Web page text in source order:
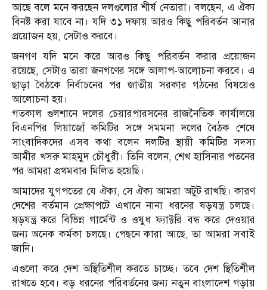
আছে বলে মনে করছেন দলগুলোর শীর্ষ নেতারা। বলছেন, এ ঐক্য
বিনষ্ট করা যাবে না। যদি ৩১ দফায় আরও কিছু পরিবর্তন আনার
প্রয়োজন হয়, সেটাও করবে।
জনগণ যদি মনে করে আরও কিছু পরিবর্তন করার প্রয়োজন
রয়েছে, সেটাও তারা জনগণের সঙ্গে আলাপ-আলোচনা করবে। এ
ছাড়া বৈঠকে নির্বাচনের পর জাতীয় সরকার গঠনের বিষয়েও
আলোচনা হয়।
গতকাল গুলশানে দলের চেয়ারপারসনের রাজনৈতিক কার্যালয়ে
বিএনপির লিয়াজোঁ কমিটির সঙ্গে সমমনা দলের বৈঠক শেষে
সাংবাদিকদের এসব কথা বলেন দলটির স্থায়ী কমিটির সদস্য
আমীর খসরু মাহমুদ চৌধুরী। তিনি বলেন, শেখ হাসিনার পতনের
পর আমরা প্রথমবার মিলিত হয়েছি।
আমাদের যুগপতের যে ঐক্য, সে ঐক্য আমরা অটুট রাখছি। কারণ
দেশের বর্তমান প্রেক্ষাপটে এখানে নানা ধরনের ষড়যন্ত্র চলছে।
ষড়যন্ত্র করে বিভিন্ন গার্মেন্ট ও ওষুধ ফ্যাক্টরি বন্ধ করে দেওয়ার
জন্য অনেক কর্মকা চলছে। পেছনে কারা আছে, তা আমরা সবাই
জানি।
এগুলো করে দেশ অস্থিতিশীল করতে চাচ্ছে। তবে দেশ স্থিতিশীল
রাখতে হবে। বড় ধরনের পরিবর্তনের জন্য নতুন বাংলাদেশ গড়ায়